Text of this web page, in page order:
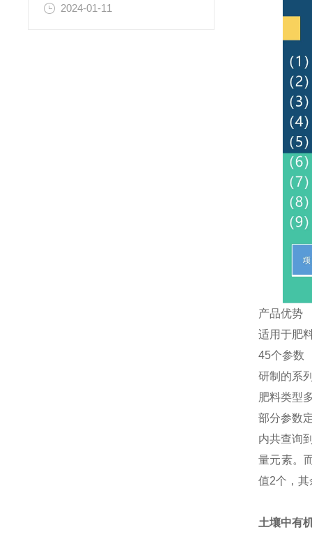
2024-01-11
产品优势
适用于肥
45个参数
研制的系
肥料类型
部分参数
内共查询
量元素。
值2个，
土壤中有